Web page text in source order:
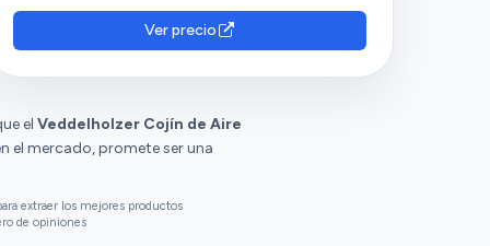
Ver precio
el Veddelholzer Cojín de Aire
el mercado, promete ser una
extraer los mejores productos
de opiniones